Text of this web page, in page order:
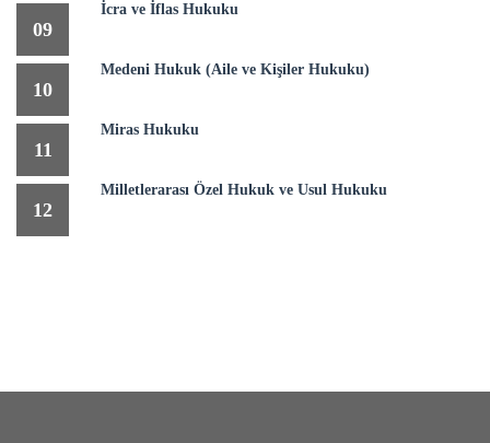
09
İcra ve İflas Hukuku
10
Medeni Hukuk (Aile ve Kişiler Hukuku)
11
Miras Hukuku
12
Milletlerarası Özel Hukuk ve Usul Hukuku